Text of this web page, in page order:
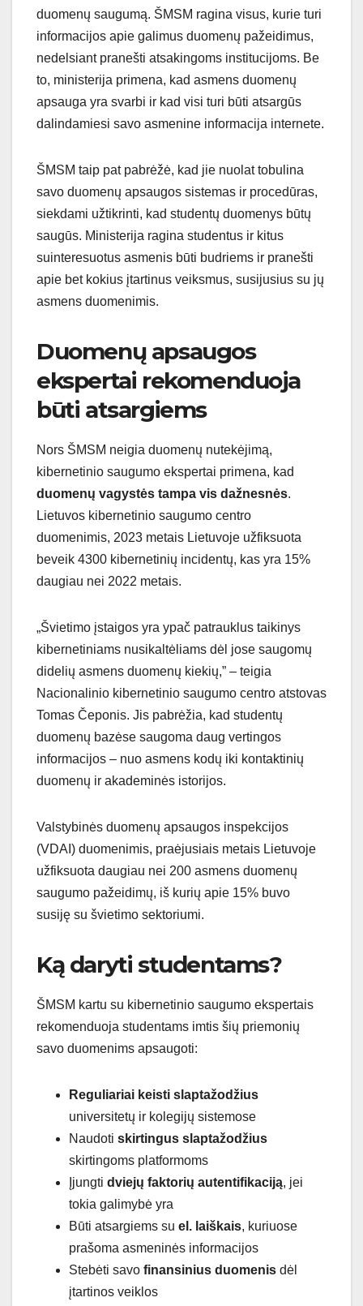
duomenų saugumą. ŠMSM ragina visus, kurie turi
informacijos apie galimus duomenų pažeidimus,
nedelsiant pranešti atsakingoms institucijoms. Be
to, ministerija primena, kad asmens duomenų
apsauga yra svarbi ir kad visi turi būti atsargūs
dalindamiesi savo asmenine informacija internete.
ŠMSM taip pat pabrėžė, kad jie nuolat tobulina
savo duomenų apsaugos sistemas ir procedūras,
siekdami užtikrinti, kad studentų duomenys būtų
saugūs. Ministerija ragina studentus ir kitus
suinteresuotus asmenis būti budriems ir pranešti
apie bet kokius įtartinus veiksmus, susijusius su jų
asmens duomenimis.
Duomenų apsaugos
ekspertai rekomenduoja
būti atsargiems
Nors ŠMSM neigia duomenų nutekėjimą,
kibernetinio saugumo ekspertai primena, kad
duomenų vagystės tampa vis dažnesnės.
Lietuvos kibernetinio saugumo centro
duomenimis, 2023 metais Lietuvoje užfiksuota
beveik 4300 kibernetinių incidentų, kas yra 15%
daugiau nei 2022 metais.
„Švietimo įstaigos yra ypač patrauklus taikinys
kibernetiniams nusikaltėliams dėl jose saugomų
didelių asmens duomenų kiekių,” – teigia
Nacionalinio kibernetinio saugumo centro atstovas
Tomas Čeponis. Jis pabrėžia, kad studentų
duomenų bazėse saugoma daug vertingos
informacijos – nuo asmens kodų iki kontaktinių
duomenų ir akademinės istorijos.
Valstybinės duomenų apsaugos inspekcijos
(VDAI) duomenimis, praėjusiais metais Lietuvoje
užfiksuota daugiau nei 200 asmens duomenų
saugumo pažeidimų, iš kurių apie 15% buvo
susiję su švietimo sektoriumi.
Ką daryti studentams?
ŠMSM kartu su kibernetinio saugumo ekspertais
rekomenduoja studentams imtis šių priemonių
savo duomenims apsaugoti:
Reguliariai keisti slaptažodžius
universitetų ir kolegijų sistemose
Naudoti skirtingus slaptažodžius
skirtingoms platformoms
Įjungti dviejų faktorių autentifikaciją, jei
tokia galimybė yra
Būti atsargiems su el. laiškais, kuriuose
prašoma asmeninės informacijos
Stebėti savo finansinius duomenis dėl
įtartinos veiklos